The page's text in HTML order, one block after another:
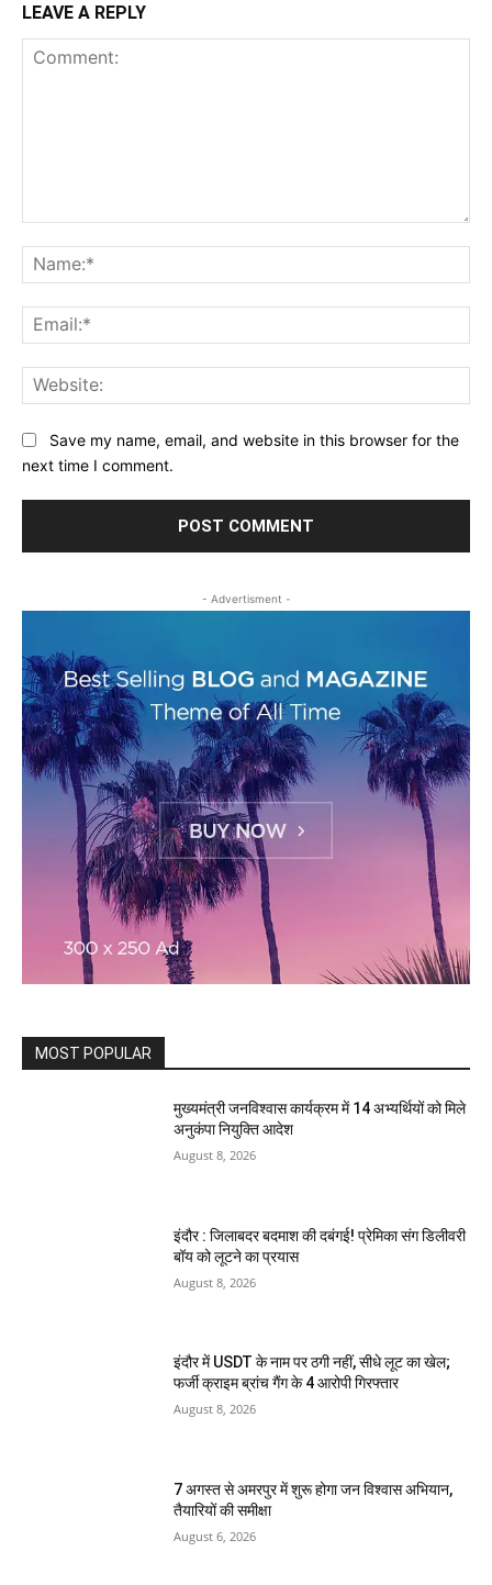
LEAVE A REPLY
Save my name, email, and website in this browser for the
next time I comment.
- Advertisment -
MOST POPULAR
मुख्यमंत्री जनविश्वास कार्यक्रम में 14 अभ्यर्थियों को मिले
अनुकंपा नियुक्ति आदेश
August 8, 2026
इंदौर : जिलाबदर बदमाश की दबंगई! प्रेमिका संग डिलीवरी
बॉय को लूटने का प्रयास
August 8, 2026
इंदौर में USDT के नाम पर ठगी नहीं, सीधे लूट का खेल;
फर्जी क्राइम ब्रांच गैंग के 4 आरोपी गिरफ्तार
August 8, 2026
7 अगस्त से अमरपुर में शुरू होगा जन विश्वास अभियान,
तैयारियों की समीक्षा
August 6, 2026